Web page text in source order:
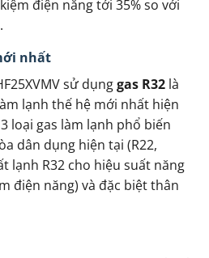
điện năng tới 35% so với
nhất
sử dụnggas R32 là
lạnh thế hệ mới nhất hiện
loại gas làm lạnh phổ biến
dân dụng hiện tại (R22,
lạnh R32 cho hiệu suất năng
điện năng) và đặc biệt thân